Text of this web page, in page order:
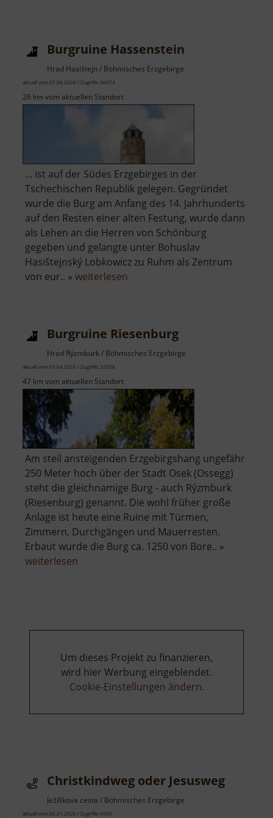
Burgruine Hassenstein
Hrad Hasištejn / Böhmisches Erzgebirge
aktuell vom 07.06.2026 / Zugriffe: 66474
26 km vom aktuellen Standort
... ist auf der Südes Erzgebirges in der
Tschechischen Republik gelegen. Gegründet
wurde die Burg am Anfang des 14. Jahrhunderts
auf den Resten einer alten Festung, wurde dann
als Lehen an die Herren von Schönburg
gegeben und gelangte unter Bohuslav
Hasištejnský Lobkowicz zu Ruhm als Zentrum
von eur.. » weiterlesen
Burgruine Riesenburg
Hrad Rýzmburk / Böhmisches Erzgebirge
aktuell vom 05.04.2026 / Zugriffe: 32858
47 km vom aktuellen Standort
Am steil ansteigenden Erzgebirgshang ungefähr
250 Meter hoch über der Stadt Osek (Ossegg)
steht die gleichnamige Burg - auch Rýzmburk
(Riesenburg) genannt. Die wohl früher große
Anlage ist heute eine Ruine mit Türmen,
Zimmern, Durchgängen und Mauerresten.
Erbaut wurde die Burg ca. 1250 von Bore.. »
weiterlesen
Um dieses Projekt zu finanzieren,
wird hier Werbung eingeblendet.
Cookie-Einstellungen ändern.
Christkindweg oder Jesusweg
Ježíškova cesta / Böhmisches Erzgebirge
aktuell vom 06.01.2026 / Zugriffe: 6996